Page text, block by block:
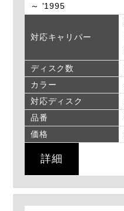
～ '1995
対応キャリパー
ディスク数
カラー
対応ディスク
品番
価格
詳細